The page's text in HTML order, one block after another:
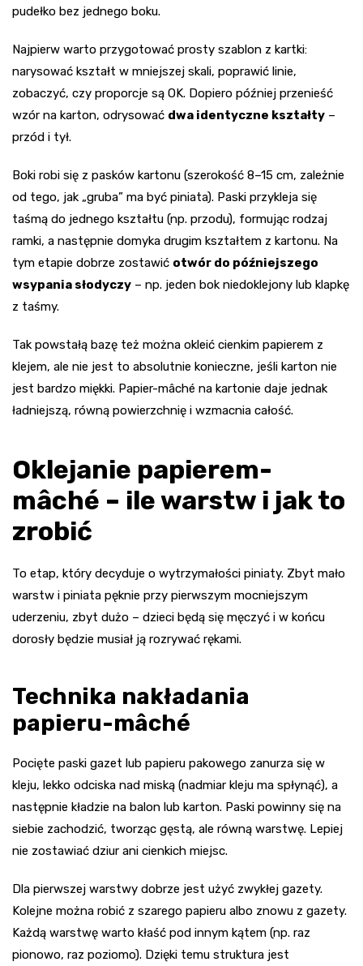
pudełko bez jednego boku.
Najpierw warto przygotować prosty szablon z kartki:
narysować kształt w mniejszej skali, poprawić linie,
zobaczyć, czy proporcje są OK. Dopiero później przenieść
wzór na karton, odrysować dwa identyczne kształty –
przód i tył.
Boki robi się z pasków kartonu (szerokość 8–15 cm, zależnie
od tego, jak „gruba” ma być piniata). Paski przykleja się
taśmą do jednego kształtu (np. przodu), formując rodzaj
ramki, a następnie domyka drugim kształtem z kartonu. Na
tym etapie dobrze zostawić otwór do późniejszego
wsypania słodyczy – np. jeden bok niedoklejony lub klapkę
z taśmy.
Tak powstałą bazę też można okleić cienkim papierem z
klejem, ale nie jest to absolutnie konieczne, jeśli karton nie
jest bardzo miękki. Papier-mâché na kartonie daje jednak
ładniejszą, równą powierzchnię i wzmacnia całość.
Oklejanie papierem-
mâché – ile warstw i jak to
zrobić
To etap, który decyduje o wytrzymałości piniaty. Zbyt mało
warstw i piniata pęknie przy pierwszym mocniejszym
uderzeniu, zbyt dużo – dzieci będą się męczyć i w końcu
dorosły będzie musiał ją rozrywać rękami.
Technika nakładania
papieru-mâché
Pocięte paski gazet lub papieru pakowego zanurza się w
kleju, lekko odciska nad miską (nadmiar kleju ma spłynąć), a
następnie kładzie na balon lub karton. Paski powinny się na
siebie zachodzić, tworząc gęstą, ale równą warstwę. Lepiej
nie zostawiać dziur ani cienkich miejsc.
Dla pierwszej warstwy dobrze jest użyć zwykłej gazety.
Kolejne można robić z szarego papieru albo znowu z gazety.
Każdą warstwę warto kłaść pod innym kątem (np. raz
pionowo, raz poziomo). Dzięki temu struktura jest